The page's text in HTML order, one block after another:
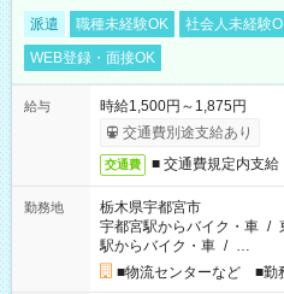
派遣 職種未経験OK 社会人未経験
WEB登録・面接OK
給与
時給1,500円～1,875円
交通費別途支給あり
交通費 ■ 交通費規定内支
勤務地
栃木県宇都宮市
宇都宮駅からバイク・車 /
駅からバイク・車 / …
■物流センターなど ■勤